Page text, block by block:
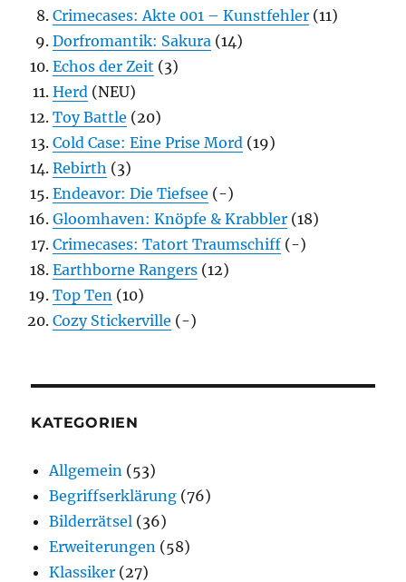
Crimecases: Akte 001 – Kunstfehler (11)
Dorfromantik: Sakura (14)
Echos der Zeit (3)
Herd (NEU)
Toy Battle (20)
Cold Case: Eine Prise Mord (19)
Rebirth (3)
Endeavor: Die Tiefsee (-)
Gloomhaven: Knöpfe & Krabbler (18)
Crimecases: Tatort Traumschiff (-)
Earthborne Rangers (12)
Top Ten (10)
Cozy Stickerville (-)
KATEGORIEN
Allgemein (53)
Begriffserklärung (76)
Bilderrätsel (36)
Erweiterungen (58)
Klassiker (27)